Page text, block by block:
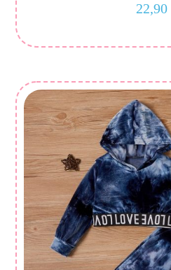
22,90